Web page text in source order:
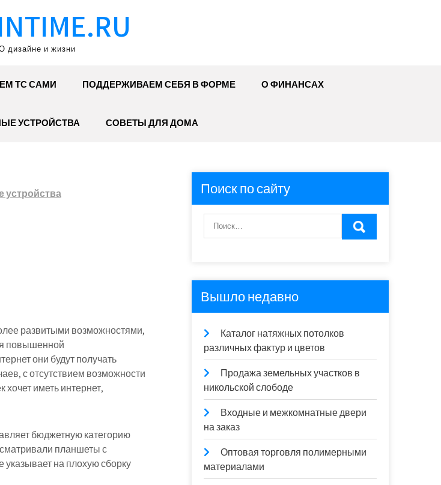
дизайне и жизни
ТС САМИ ПОДДЕРЖИВАЕМ СЕБЯ В ФОРМЕ О ФИНАНСАХ
УСТРОЙСТВА СОВЕТЫ ДЛЯ ДОМА
развитыми возможностями,
повышенной
они будут получать
с отсутствием возможности
иметь интернет,
бюджетную категорию
планшеты с
на плохую сборку
Поиск по сайту
Вышло недавно
Каталог натяжных потолков
различных фактур и цветов
Продажа земельных участков в
никольской слободе
Входные и межкомнатные двери
на заказ
Оптовая торговля полимерными
материалами